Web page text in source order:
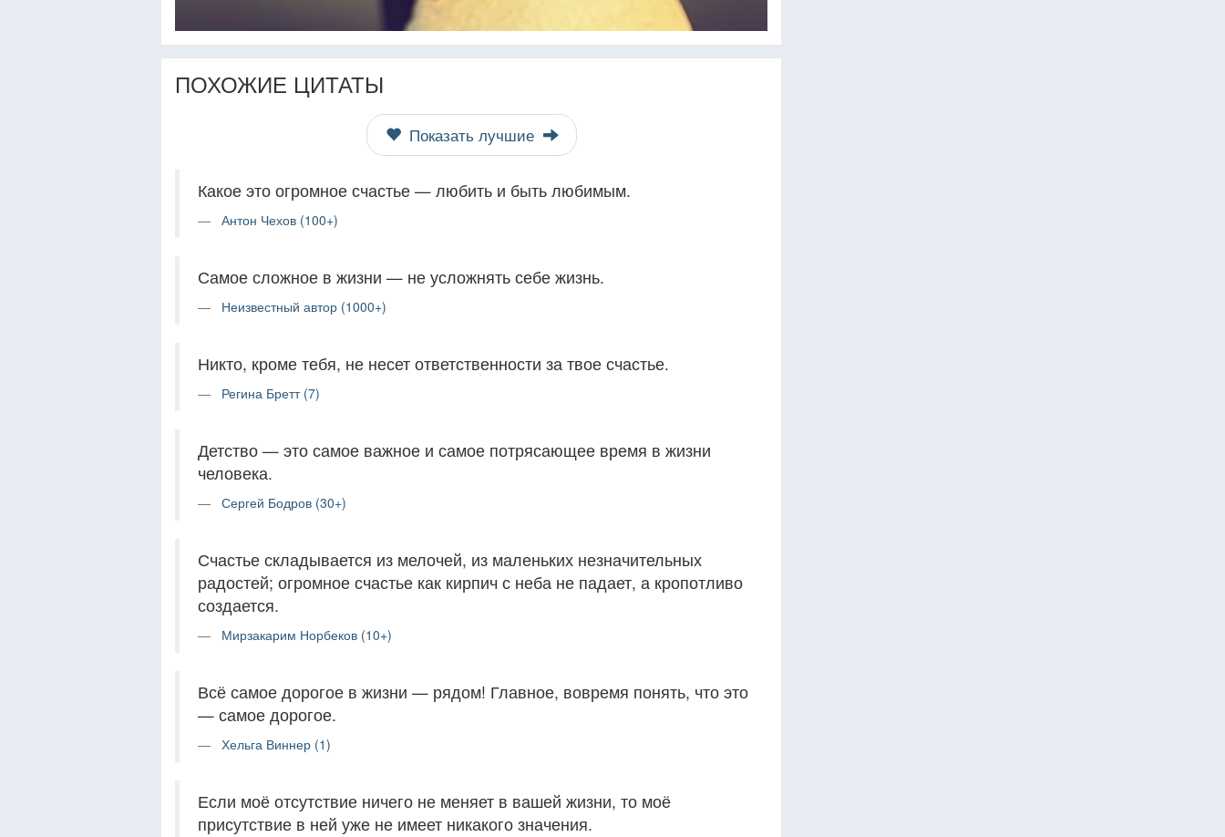
ПОХОЖИЕ ЦИТАТЫ
Показать лучшие
Какое это огромное счастье — любить и быть любимым.
Антон Чехов (100+)
Самое сложное в жизни — не усложнять себе жизнь.
Неизвестный автор (1000+)
Никто, кроме тебя, не несет ответственности за твое счастье.
Регина Бретт (7)
Детство — это самое важное и самое потрясающее время в жизни
человека.
Сергей Бодров (30+)
Счастье складывается из мелочей, из маленьких незначительных
радостей; огромное счастье как кирпич с неба не падает, а кропотливо
создается.
Мирзакарим Норбеков (10+)
Всё самое дорогое в жизни — рядом! Главное, вовремя понять, что это
— самое дорогое.
Хельга Виннер (1)
Если моё отсутствие ничего не меняет в вашей жизни, то моё
присутствие в ней уже не имеет никакого значения.